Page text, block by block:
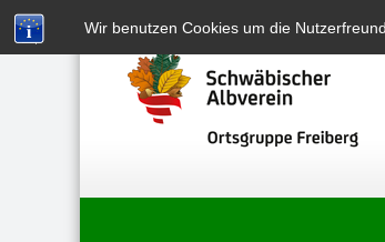
Wir benutzen Cookies um die
Skip
to